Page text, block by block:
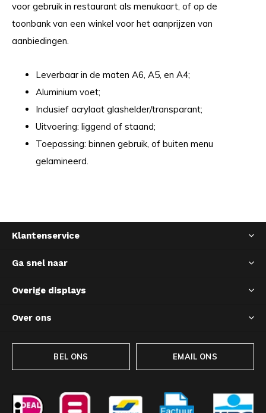
voor gebruik in restaurant als menukaart, of op de
toonbank van een winkel voor het aanprijzen van
aanbiedingen.
Leverbaar in de maten A6, A5, en A4;
Aluminium voet;
Inclusief acrylaat glashelder/transparant;
Uitvoering: liggend of staand;
Toepassing: binnen gebruik, of buiten menu
gelamineerd.
Klantenservice
Ga snel naar
Overige displays
Over ons
BEL ONS EMAIL ONS